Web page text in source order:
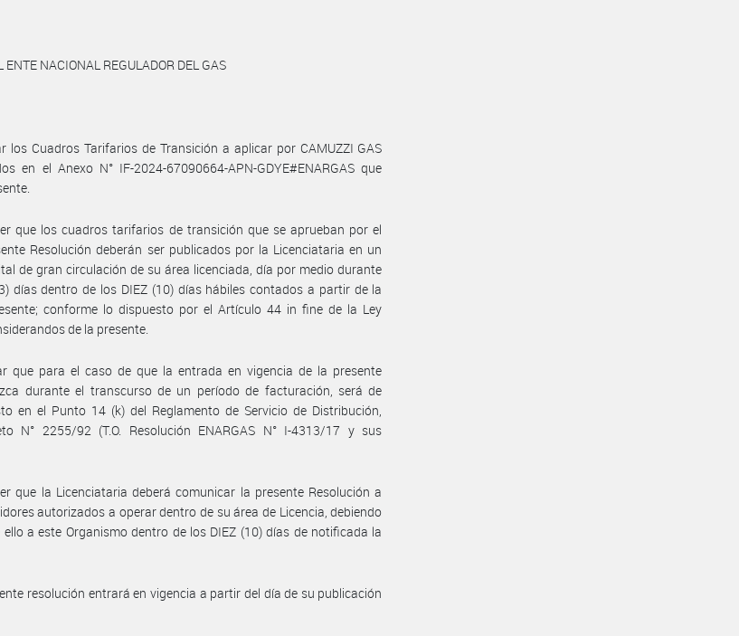
ENTE NACIONAL REGULADOR DEL GAS
los Cuadros Tarifarios de Transición a aplicar por CAMUZZI GAS
en el Anexo N° IF-2024-67090664-APN-GDYE#ENARGAS que
que los cuadros tarifarios de transición que se aprueban por el
Resolución deberán ser publicados por la Licenciataria en un
de gran circulación de su área licenciada, día por medio durante
días dentro de los DIEZ (10) días hábiles contados a partir de la
conforme lo dispuesto por el Artículo 44 in fine de la Ley
de la presente.
que para el caso de que la entrada en vigencia de la presente
durante el transcurso de un período de facturación, será de
en el Punto 14 (k) del Reglamento de Servicio de Distribución,
N° 2255/92 (T.O. Resolución ENARGAS N° I-4313/17 y sus
que la Licenciataria deberá comunicar la presente Resolución a
autorizados a operar dentro de su área de Licencia, debiendo
a este Organismo dentro de los DIEZ (10) días de notificada la
resolución entrará en vigencia a partir del día de su publicación